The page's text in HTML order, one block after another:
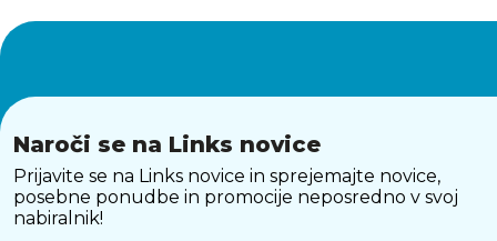
Naroči se na Links novice
Prijavite se na Links novice in sprejemajte novice,
posebne ponudbe in promocije neposredno v svoj
nabiralnik!